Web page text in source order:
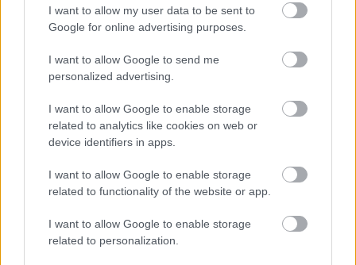
I want to allow my user data to be sent to
Google for online advertising purposes.
I want to allow Google to send me
personalized advertising.
I want to allow Google to enable storage
related to analytics like cookies on web or
device identifiers in apps.
I want to allow Google to enable storage
related to functionality of the website or app.
I want to allow Google to enable storage
related to personalization.
dugni a szárát! Belülről egy pici cellux segítségével
akár rögzítheted is a fejet, akkor biztosan nem esik
felragasztod egy összehajtott kartonra,
képeslapként is megállja a helyét.